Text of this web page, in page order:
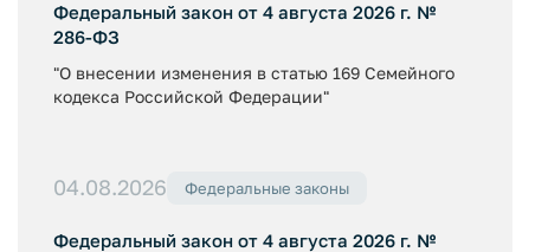
Федеральный закон от 4 августа 2026 г. №
286-ФЗ
"О внесении изменения в статью 169 Семейного
кодекса Российской Федерации"
04.08.2026 Федеральные законы
Федеральный закон от 4 августа 2026 г. №